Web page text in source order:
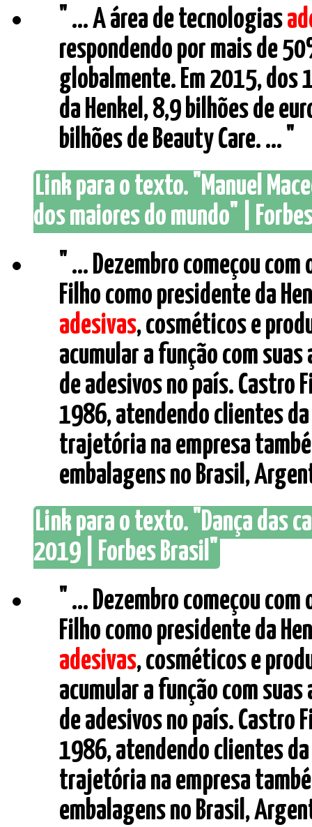
" ... A área de tecnologias
respondendo por mais de
globalmente. Em 2015, dos
da Henkel, 8,9 bilhões de
bilhões de Beauty Care. ... "
Link para o texto. "Manuel
dos maiores do mundo" |
" ... Dezembro começou
Filho como presidente da
adesivas, cosméticos e
acumular a função com
de adesivos no país. Castro
1986, atendendo clientes
trajetória na empresa
embalagens no Brasil,
Link para o texto. "Dança das
2019 | Forbes Brasil"
" ... Dezembro começou
Filho como presidente da
adesivas, cosméticos e
acumular a função com
de adesivos no país. Castro
1986, atendendo clientes
trajetória na empresa
embalagens no Brasil,